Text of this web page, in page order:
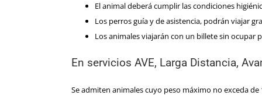
El animal deberá cumplir las condiciones
Los perros guía y de asistencia, podrán viajar
Los animales viajarán con un billete sin ocupar
En servicios AVE, Larga Distancia,
Se admiten animales cuyo peso máximo no exceda